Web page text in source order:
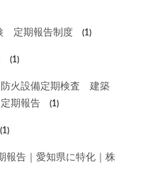
定期報告制度 (1)
(1)
火設備定期検査 建築
期報告
(1)
(1)
報告｜愛知県に特化｜株